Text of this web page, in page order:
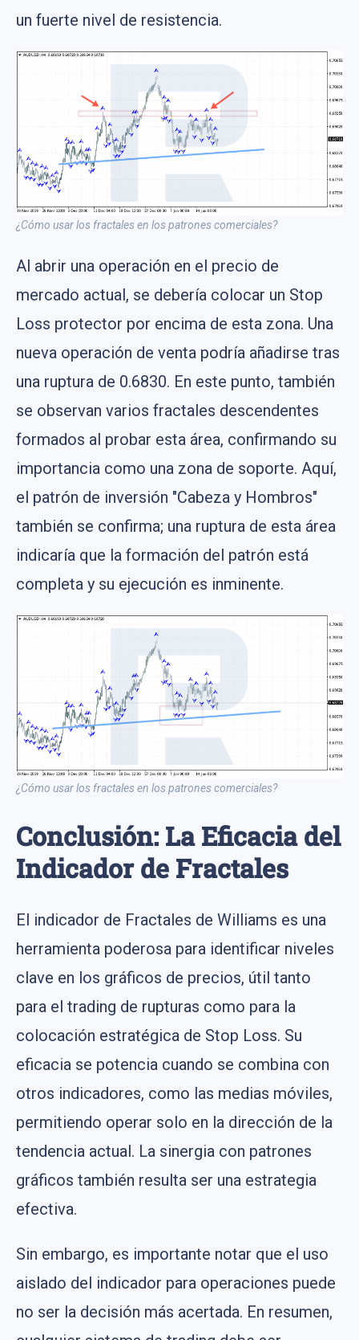
un fuerte nivel de resistencia.
¿Cómo usar los fractales en los patrones comerciales?
Al abrir una operación en el precio de
mercado actual, se debería colocar un Stop
Loss protector por encima de esta zona. Una
nueva operación de venta podría añadirse tras
una ruptura de 0.6830. En este punto, también
se observan varios fractales descendentes
formados al probar esta área, confirmando su
importancia como una zona de soporte. Aquí,
el patrón de inversión "Cabeza y Hombros"
también se confirma; una ruptura de esta área
indicaría que la formación del patrón está
completa y su ejecución es inminente.
¿Cómo usar los fractales en los patrones comerciales?
Conclusión: La Eficacia del
Indicador de Fractales
El indicador de Fractales de Williams es una
herramienta poderosa para identificar niveles
clave en los gráficos de precios, útil tanto
para el trading de rupturas como para la
colocación estratégica de Stop Loss. Su
eficacia se potencia cuando se combina con
otros indicadores, como las medias móviles,
permitiendo operar solo en la dirección de la
tendencia actual. La sinergia con patrones
gráficos también resulta ser una estrategia
efectiva.
Sin embargo, es importante notar que el uso
aislado del indicador para operaciones puede
no ser la decisión más acertada. En resumen,